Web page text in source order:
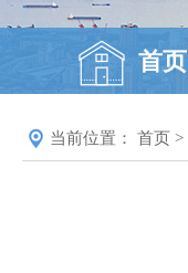
首页
当前位置： 首页 >